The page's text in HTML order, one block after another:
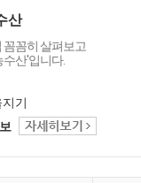
산
꼼꼼히 살펴보고
산'입니다.
기